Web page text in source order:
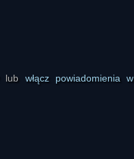
lub włącz powiadomienia w